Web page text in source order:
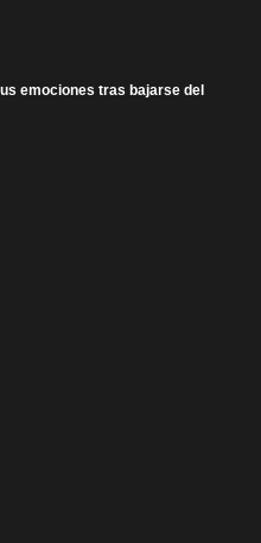
emociones tras bajarse del